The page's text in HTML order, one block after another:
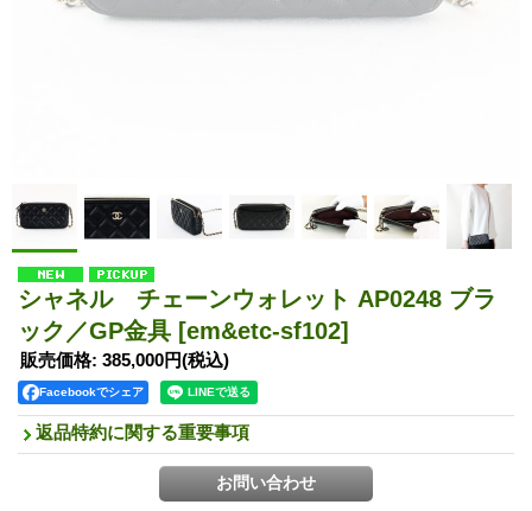
シャネル チェーンウォレット AP0248 ブラ
ック／GP金具 [em&etc-sf102]
販売価格: 385,000円(税込)
Facebookでシェア
返品特約に関する重要事項